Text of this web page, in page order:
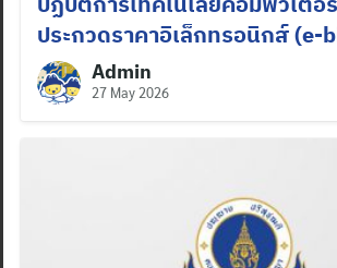
ประกวดราคาอิเล็กทรอนิกส์ (e-
Admin
27 May 2026